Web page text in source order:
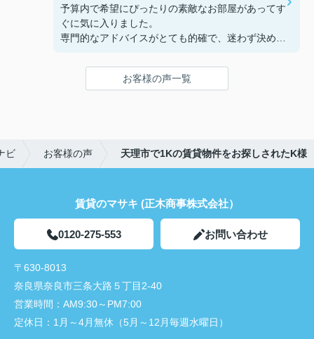
予算内で希望にぴったりの素敵なお部屋があってす
ぐに気に入りました。
専門的なアドバイスがとても的確で、迷わず決める
鍵の受け取りのときに、また元気(o・・o)/~お店に
お客様の声一覧
ビ お客様の声 天理市で1Kの賃貸物件をお探しされたK様
賃貸のマサキ (正木商事株式会社）
0120-275-553 お問い合わせ
〒630-8013
奈良県奈良市三条大路５丁目2-40
営業時間： AM9:30～PM7:00
定休日： 1月～4月無休（5月～12月毎週水曜日）